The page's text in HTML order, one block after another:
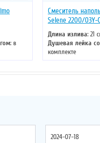
: в
Смеситель
Selene 2200/03Y-
Длина излива: 21
Душевая лейка
комплекте
Монтаж:
2024-07-18